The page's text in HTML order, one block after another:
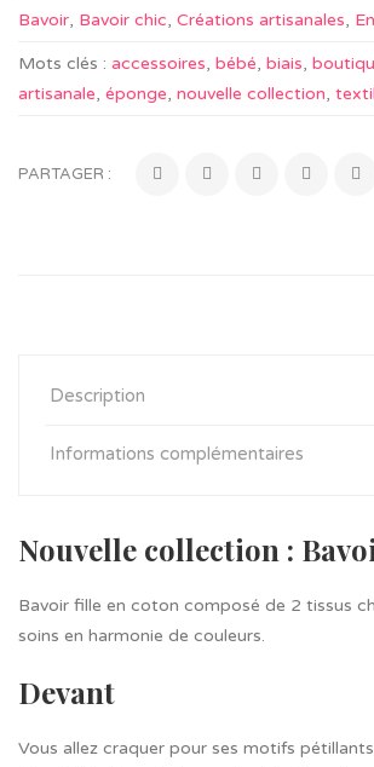
Bavoir, Bavoir chic, Créations artisanales,
Mots clés : accessoires, bébé, biais,
artisanale, éponge, nouvelle collection,
PARTAGER :
Description
Informations complémentaires
Nouvelle collection :
Bavoir fille en coton composé de 2 tissus
soins en harmonie de couleurs.
Devant
Vous allez craquer pour ses motifs